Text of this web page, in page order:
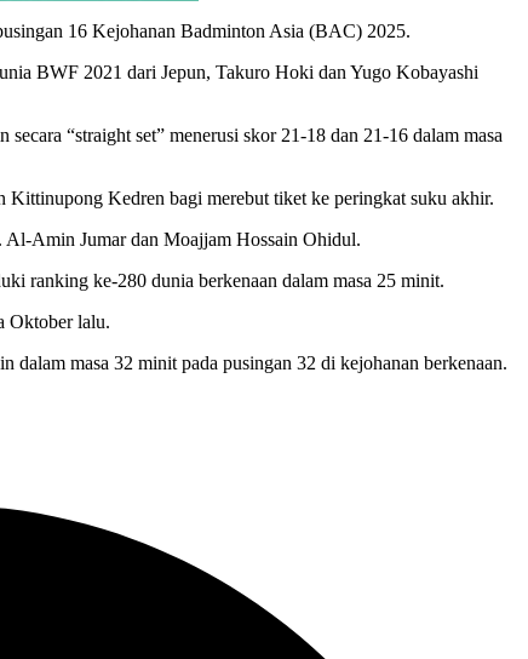
16 Kejohanan Badminton Asia (BAC) 2025.
BWF 2021 dari Jepun, Takuro Hoki dan Yugo Kobayashi
“straight set” menerusi skor 21-18 dan 21-16 dalam masa
Kittinupong Kedren bagi merebut tiket ke peringkat suku akhir.
Al-Amin Jumar dan Moajjam Hossain Ohidul.
ranking ke-280 dunia berkenaan dalam masa 25 minit.
Oktober lalu.
dalam masa 32 minit pada pusingan 32 di kejohanan berkenaan.